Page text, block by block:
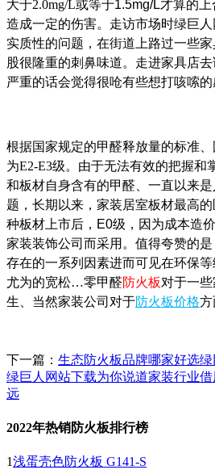
大于2.0mg/L或等于1.5mg/L才算的上
造成一定的伤害。走访市场时绿巨
实质性的问题，在街道上路过一些
股很隆重的刺鼻味道。走进家具店去
严重的话会觉得很呛有些想打咳嗦的感
根据国家规定的甲醛释放量的标准
为E2-E3级。由于无法有效的把握
和板材自身含有的甲醛、一直以来
题，长期以来，家装居室板材最高
种板材上市后， E0级，因为成本造
家装装饰公司而采用。值得夸赞的是
存在的一系列因素进而可见在环保
尤为的宽松…零甲醛防火板对于一
生、当然家装公司对于防火板价格方
下一篇： 生态防火板品牌哪家好选
绿巨人网站下载为你说道家装行业
远
2022年热销防火板排行榜
1浅蛋壳色防火板 G141-S